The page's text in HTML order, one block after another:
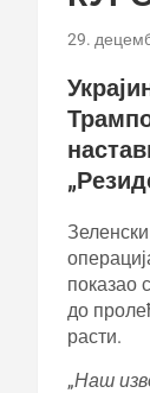
29.
показао
до
расти.
„Наш